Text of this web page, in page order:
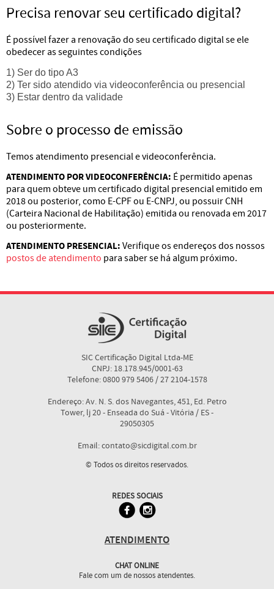
Precisa renovar seu certificado digital?
É possível fazer a renovação do seu certificado digital se ele
obedecer as seguintes condições
1) Ser do tipo A3
2) Ter sido atendido via videoconferência ou presencial
3) Estar dentro da validade
Sobre o processo de emissão
Temos atendimento presencial e videoconferência.
ATENDIMENTO POR VIDEOCONFERÊNCIA: É permitido apenas
para quem obteve um certificado digital presencial emitido em
2018 ou posterior, como E-CPF ou E-CNPJ, ou possuir CNH
(Carteira Nacional de Habilitação) emitida ou renovada em 2017
ou posteriormente.
ATENDIMENTO PRESENCIAL:Verifique os endereços dos nossos
postos de atendimento para saber se há algum próximo.
SIC Certificação Digital Ltda-ME
CNPJ: 18.178.945/0001-63
Telefone: 0800 979 5406 / 27 2104-1578
Endereço: Av. N. S. dos Navegantes, 451, Ed. Petro
Tower, lj 20 - Enseada do Suá - Vitória / ES -
29050305
Email: contato@sicdigital.com.br
© Todos os direitos reservados.
REDES SOCIAIS
ATENDIMENTO
CHAT ONLINE
Fale com um de nossos atendentes.